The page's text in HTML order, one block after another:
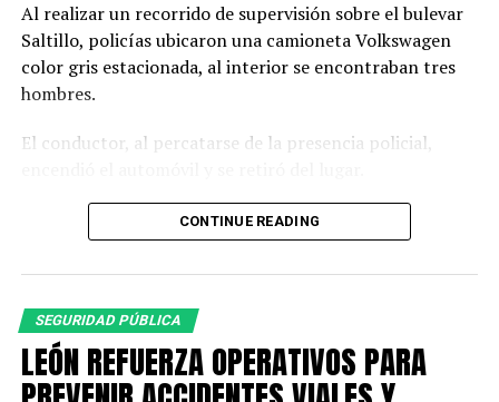
Al realizar un recorrido de supervisión sobre el bulevar
Saltillo, policías ubicaron una camioneta Volkswagen
color gris estacionada, al interior se encontraban tres
hombres.
El conductor, al percatarse de la presencia policial,
Al circular cerca del vehículo, los oficiales observaron a
simple vista botellas de cerveza, por lo que le indicaron
detener la marcha ante una posible falta administrativa;
Los policías dieron seguimiento a la camioneta hasta
lograr detenerla sobre el bulevar Juan Alonso de Torres.
CONTINUE READING
SEGURIDAD PÚBLICA
LEÓN REFUERZA OPERATIVOS PARA